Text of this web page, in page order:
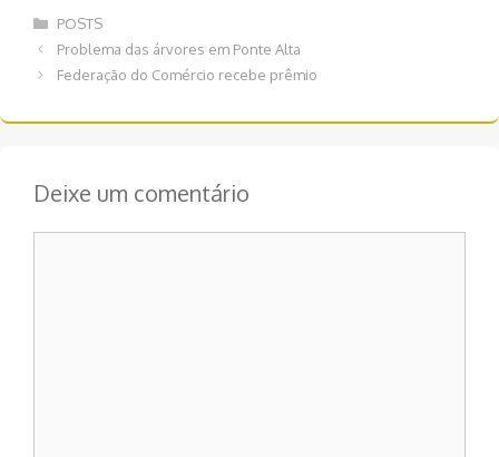
Categorias
POSTS
Navegação
de
Problema das árvores em Ponte Alta
Federação do Comércio recebe prêmio
Deixe um comentário